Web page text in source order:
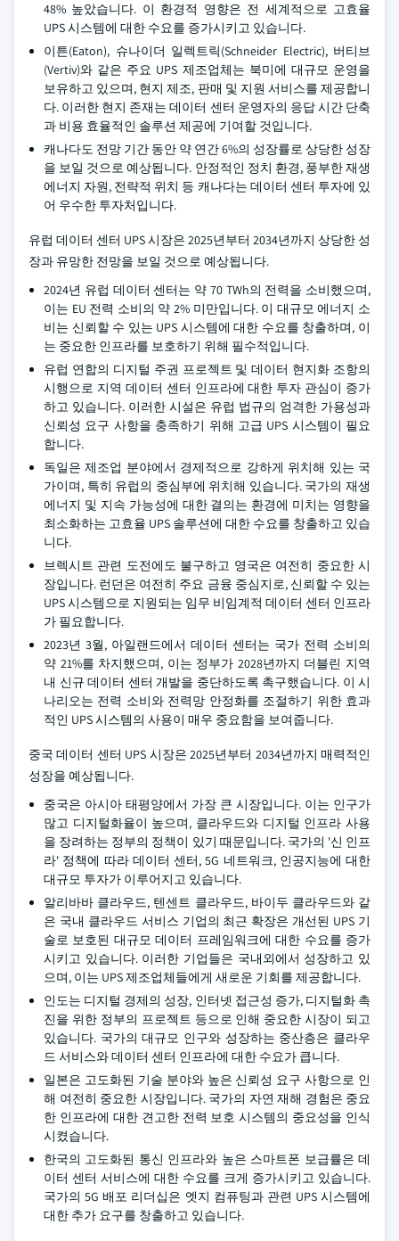
48% 높았습니다. 이 환경적 영향은 전 세계적으로 고효율
UPS 시스템에 대한 수요를 증가시키고 있습니다.
이튼(Eaton), 슈나이더 일렉트릭(Schneider Electric), 버티브
(Vertiv)와 같은 주요 UPS 제조업체는 북미에 대규모 운영을
보유하고 있으며, 현지 제조, 판매 및 지원 서비스를 제공합니
다. 이러한 현지 존재는 데이터 센터 운영자의 응답 시간 단축
과 비용 효율적인 솔루션 제공에 기여할 것입니다.
캐나다도 전망 기간 동안 약 연간 6%의 성장률로 상당한 성장
을 보일 것으로 예상됩니다. 안정적인 정치 환경, 풍부한 재생
에너지 자원, 전략적 위치 등 캐나다는 데이터 센터 투자에 있
어 우수한 투자처입니다.
유럽 데이터 센터 UPS 시장은 2025년부터 2034년까지 상당한 성
장과 유망한 전망을 보일 것으로 예상됩니다.
2024년 유럽 데이터 센터는 약 70 TWh의 전력을 소비했으며,
이는 EU 전력 소비의 약 2% 미만입니다. 이 대규모 에너지 소
비는 신뢰할 수 있는 UPS 시스템에 대한 수요를 창출하며, 이
는 중요한 인프라를 보호하기 위해 필수적입니다.
유럽 연합의 디지털 주권 프로젝트 및 데이터 현지화 조항의
시행으로 지역 데이터 센터 인프라에 대한 투자 관심이 증가
하고 있습니다. 이러한 시설은 유럽 법규의 엄격한 가용성과
신뢰성 요구 사항을 충족하기 위해 고급 UPS 시스템이 필요
합니다.
독일은 제조업 분야에서 경제적으로 강하게 위치해 있는 국
가이며, 특히 유럽의 중심부에 위치해 있습니다. 국가의 재생
에너지 및 지속 가능성에 대한 결의는 환경에 미치는 영향을
최소화하는 고효율 UPS 솔루션에 대한 수요를 창출하고 있습
니다.
브렉시트 관련 도전에도 불구하고 영국은 여전히 중요한 시
장입니다. 런던은 여전히 주요 금융 중심지로, 신뢰할 수 있는
UPS 시스템으로 지원되는 임무 비임계적 데이터 센터 인프라
가 필요합니다.
2023년 3월, 아일랜드에서 데이터 센터는 국가 전력 소비의
약 21%를 차지했으며, 이는 정부가 2028년까지 더블린 지역
내 신규 데이터 센터 개발을 중단하도록 촉구했습니다. 이 시
나리오는 전력 소비와 전력망 안정화를 조절하기 위한 효과
적인 UPS 시스템의 사용이 매우 중요함을 보여줍니다.
중국 데이터 센터 UPS 시장은 2025년부터 2034년까지 매력적인
성장을 예상됩니다.
중국은 아시아 태평양에서 가장 큰 시장입니다. 이는 인구가
많고 디지털화율이 높으며, 클라우드와 디지털 인프라 사용
을 장려하는 정부의 정책이 있기 때문입니다. 국가의 '신 인프
라' 정책에 따라 데이터 센터, 5G 네트워크, 인공지능에 대한
대규모 투자가 이루어지고 있습니다.
알리바바 클라우드, 텐센트 클라우드, 바이두 클라우드와 같
은 국내 클라우드 서비스 기업의 최근 확장은 개선된 UPS 기
술로 보호된 대규모 데이터 프레임워크에 대한 수요를 증가
시키고 있습니다. 이러한 기업들은 국내외에서 성장하고 있
으며, 이는 UPS 제조업체들에게 새로운 기회를 제공합니다.
인도는 디지털 경제의 성장, 인터넷 접근성 증가, 디지털화 촉
진을 위한 정부의 프로젝트 등으로 인해 중요한 시장이 되고
있습니다. 국가의 대규모 인구와 성장하는 중산층은 클라우
드 서비스와 데이터 센터 인프라에 대한 수요가 큽니다.
일본은 고도화된 기술 분야와 높은 신뢰성 요구 사항으로 인
해 여전히 중요한 시장입니다. 국가의 자연 재해 경험은 중요
한 인프라에 대한 견고한 전력 보호 시스템의 중요성을 인식
시켰습니다.
한국의 고도화된 통신 인프라와 높은 스마트폰 보급률은 데
이터 센터 서비스에 대한 수요를 크게 증가시키고 있습니다.
국가의 5G 배포 리더십은 엣지 컴퓨팅과 관련 UPS 시스템에
대한 추가 요구를 창출하고 있습니다.